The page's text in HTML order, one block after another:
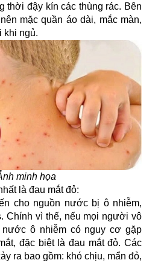
thời đậy kín các thùng rác. Bên
mặc quần áo dài, mắc màn,
khi ngủ.
minh họa
là đau mắt đỏ:
cho nguồn nước bị ô nhiễm,
Chính vì thế, nếu mọi người vô
ô nhiễm có nguy cơ gặp
đặc biệt là đau mắt đỏ. Các
ra bao gồm: khó chịu, mẩn đỏ,